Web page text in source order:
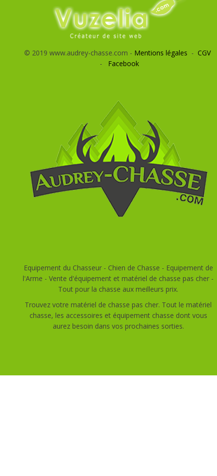
© 2019 www.audrey-chasse.com - Mentions légales - CGV
- Facebook
Equipement du Chasseur - Chien de Chasse - Equipement de
l'Arme - Vente d'équipement et matériel de chasse pas cher -
Tout pour la chasse aux meilleurs prix.
Trouvez votre matériel de chasse pas cher. Tout le matériel
chasse, les accessoires et équipement chasse dont vous
aurez besoin dans vos prochaines sorties.